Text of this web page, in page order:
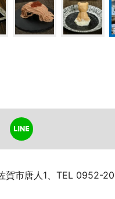
賀市唐人1、TEL 0952-